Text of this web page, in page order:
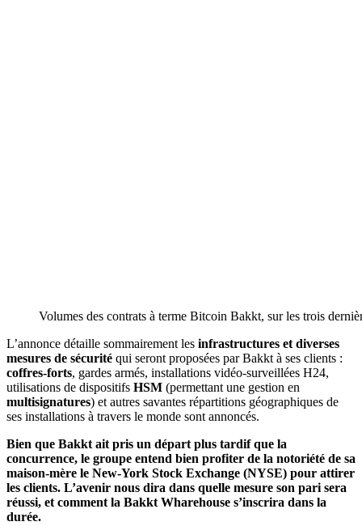
Volumes des contrats à terme Bitcoin Bakkt, sur les trois
L’annonce détaille sommairement les infrastructures et diverses
mesures de sécurité qui seront proposées par Bakkt à ses clients :
coffres-forts, gardes armés, installations vidéo-surveillées H24,
utilisations de dispositifs HSM (permettant une gestion en
multisignatures) et autres savantes répartitions géographiques de
ses installations à travers le monde sont annoncés.
Bien que Bakkt ait pris un départ plus tardif que la
concurrence, le groupe entend bien profiter de la notoriété de sa
maison-mère le New-York Stock Exchange (NYSE) pour attirer
les clients. L’avenir nous dira dans quelle mesure son pari sera
réussi, et comment la Bakkt Wharehouse s’inscrira dans la
durée.